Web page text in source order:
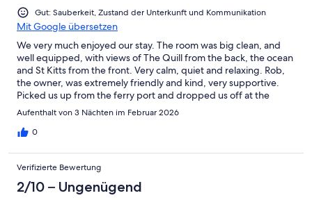
Gut: Sauberkeit, Zustand der Unterkunft und Kommunikation
Mit Google übersetzen
We very much enjoyed our stay. The room was big clean, and
well equipped, with views of The Quill from the back, the ocean
and St Kitts from the front. Very calm, quiet and relaxing. Rob,
the owner, was extremely friendly and kind, very supportive.
Picked us up from the ferry port and dropped us off at the
airport. If you like peace and quiet, like to watch the watch the
great. Be aware, it is out of the way, so you will need a car to
Aufenthalt von 3 Nächten im Februar 2026
0
Verifizierte Bewertung
2/10 – Ungenügend